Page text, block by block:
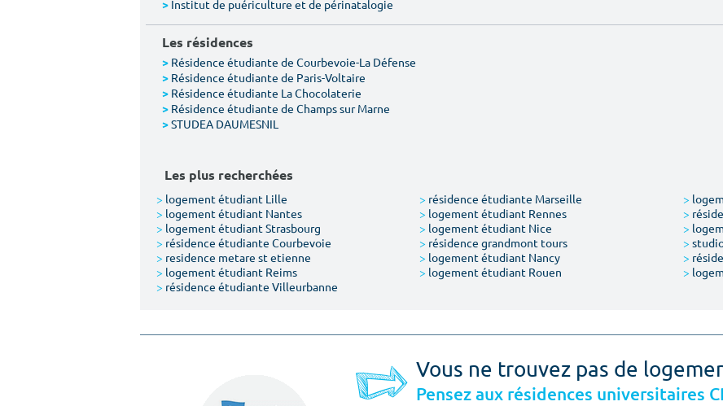
> Institut de puériculture et de périnatalogie
Les résidences
> Résidence étudiante de Courbevoie-La Défense
> Résidence étudiante de Paris-Voltaire
> Résidence étudiante La Chocolaterie
> Résidence étudiante de Champs sur Marne
>STUDEA DAUMESNIL
Les plus recherchées
> logement étudiant Lille > résidence étudiante Marseille >
> logement étudiant Nantes > logement étudiant Rennes >
> logement étudiant Strasbourg > logement étudiant Nice >
> résidence étudiante Courbevoie > résidence grandmont tours >
> residence metare st etienne > logement étudiant Nancy >
> logement étudiant Reims > logement étudiant Rouen >
> résidence étudiante Villeurbanne
Vous ne trouvez pas de
Pensez aux résidences universitaires